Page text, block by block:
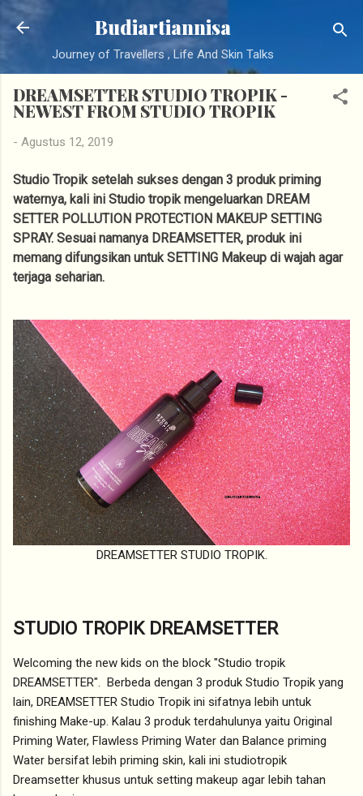
Langsung ke konten utama
Budiartiannisa
Journey of Travellers , Life And Skin Talks
DREAMSETTER STUDIO TROPIK -
NEWEST FROM STUDIO TROPIK
- Agustus 12, 2019
Studio Tropik setelah sukses dengan 3 produk priming
waternya, kali ini Studio tropik mengeluarkan DREAM
SETTER POLLUTION PROTECTION MAKEUP SETTING
SPRAY. Sesuai namanya DREAMSETTER, produk ini
memang difungsikan untuk SETTING Makeup di wajah agar
terjaga seharian.
DREAMSETTER STUDIO TROPIK.
STUDIO TROPIK DREAMSETTER
Welcoming the new kids on the block "Studio tropik
DREAMSETTER". Berbeda dengan 3 produk Studio Tropik yang
lain, DREAMSETTER Studio Tropik ini sifatnya lebih untuk
finishing Make-up. Kalau 3 produk terdahulunya yaitu Original
Priming Water, Flawless Priming Water dan Balance priming
Water bersifat lebih priming skin, kali ini studiotropik
Dreamsetter khusus untuk setting makeup agar lebih tahan